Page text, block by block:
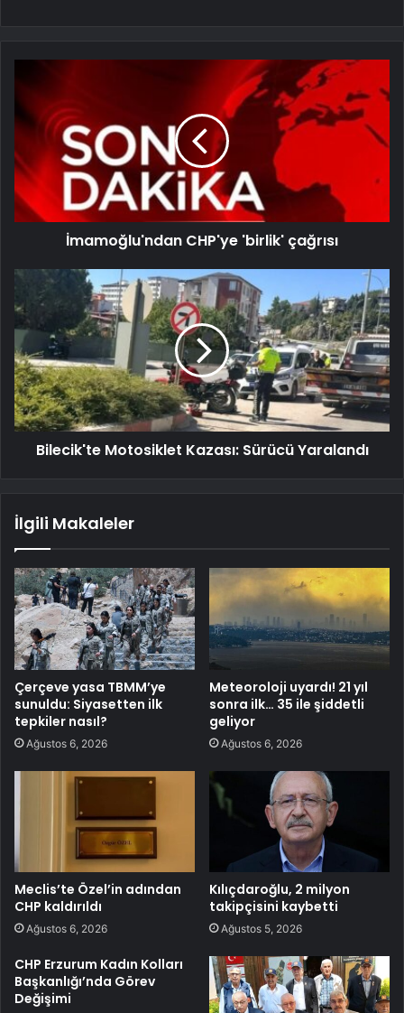
İmamoğlu'ndan CHP'ye 'birlik' çağrısı
Bilecik'te Motosiklet Kazası: Sürücü Yaralandı
İlgili Makaleler
Çerçeve yasa TBMM’ye
sunuldu: Siyasetten ilk
tepkiler nasıl?
Ağustos 6, 2026
Meteoroloji uyardı! 21 yıl
sonra ilk… 35 ile şiddetli
geliyor
Ağustos 6, 2026
Meclis’te Özel’in adından
CHP kaldırıldı
Ağustos 6, 2026
Kılıçdaroğlu, 2 milyon
takipçisini kaybetti
Ağustos 5, 2026
CHP Erzurum Kadın Kolları
Başkanlığı’nda Görev
Değişimi